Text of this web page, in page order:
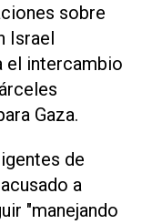
sobre
Israel
el intercambio
Gaza.
de
a
"manejando